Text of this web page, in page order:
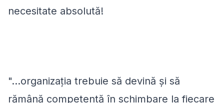
necesitate absolută!
"...organizația trebuie să devină şi să
rămână competentă în schimbare la fiecare